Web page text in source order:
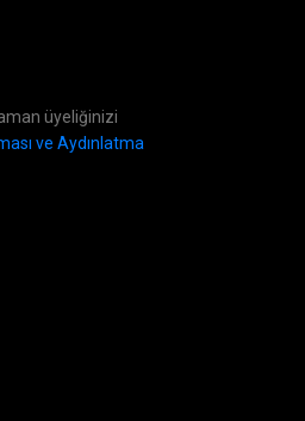
üyeliğinizi
ve Aydınlatma